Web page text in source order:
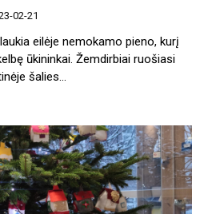
02-21
eilėje nemokamo pieno, kurį
ūkininkai. Žemdirbiai ruošiasi
šalies…